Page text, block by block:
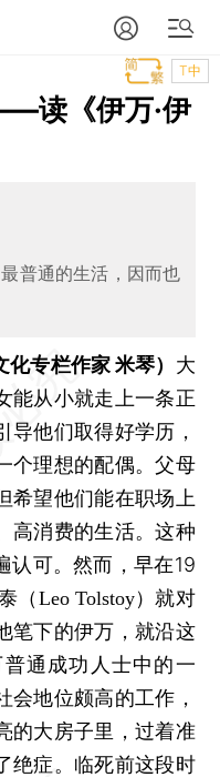
T中
读《伊万·伊
普通的生活，因而也
化专栏作家 米琴） 大
能从小就走上一条正
导他们取得好学历，
个理想的配偶。父母
希望他们能在职场上
高消费的生活。这种
认可。然而，早在19
（ Leo Tolstoy）就对
笔下的伊万，就沿这
通成功人士中的一
会地位颇高的工作，
的大房子里，过着准
绝症。临死前这段时